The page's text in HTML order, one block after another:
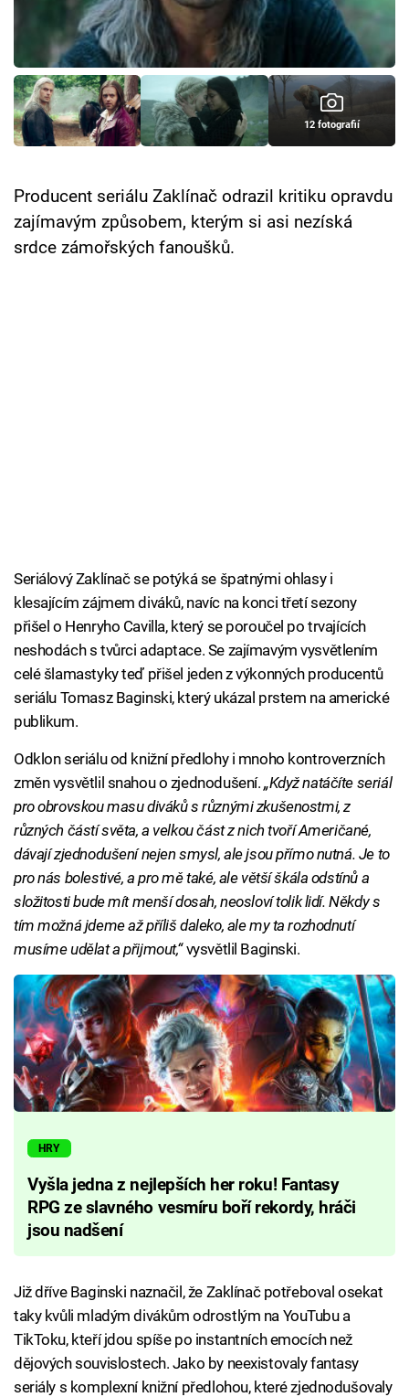
Cool Esport
Pořady
TV Program
12 fotografií
Producent seriálu Zaklínač odrazil kritiku opravdu
zajímavým způsobem, kterým si asi nezíská
srdce zámořských fanoušků.
Seriálový Zaklínač se potýká se špatnými ohlasy i
klesajícím zájmem diváků, navíc na konci třetí sezony
přišel o Henryho Cavilla, který se poroučel po trvajících
neshodách s tvůrci adaptace. Se zajímavým vysvětlením
celé šlamastyky teď přišel jeden z výkonných producentů
seriálu Tomasz Baginski, který ukázal prstem na americké
publikum.
Odklon seriálu od knižní předlohy i mnoho kontroverzních
změn vysvětlil snahou o zjednodušení. „Když natáčíte seriál
pro obrovskou masu diváků s různými zkušenostmi, z
různých částí světa, a velkou část z nich tvoří Američané,
dávají zjednodušení nejen smysl, ale jsou přímo nutná. Je to
pro nás bolestivé, a pro mě také, ale větší škála odstínů a
složitosti bude mít menší dosah, neosloví tolik lidí. Někdy s
tím možná jdeme až příliš daleko, ale my ta rozhodnutí
musíme udělat a přijmout,“vysvětlil Baginski.
HRY
Vyšla jedna z nejlepších her roku! Fantasy
RPG ze slavného vesmíru boří rekordy, hráči
jsou nadšení
Již dříve Baginski naznačil, že Zaklínač potřeboval osekat
taky kvůli mladým divákům odrostlým na YouTubu a
TikToku, kteří jdou spíše po instantních emocích než
dějových souvislostech. Jako by neexistovaly fantasy
seriály s komplexní knižní předlohou, které zjednodušovaly